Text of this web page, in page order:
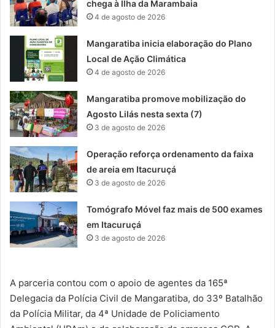
chega à Ilha da Marambaia
4 de agosto de 2026
Mangaratiba inicia elaboração do Plano
Local de Ação Climática
4 de agosto de 2026
Mangaratiba promove mobilização do
Agosto Lilás nesta sexta (7)
3 de agosto de 2026
Operação reforça ordenamento da faixa
de areia em Itacuruçá
3 de agosto de 2026
Tomógrafo Móvel faz mais de 500 exames
em Itacuruçá
3 de agosto de 2026
A parceria contou com o apoio de agentes da 165ª
Delegacia da Polícia Civil de Mangaratiba, do 33º Batalhão
da Polícia Militar, da 4ª Unidade de Policiamento